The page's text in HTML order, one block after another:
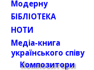
Модерну
БІБЛІОТЕКА
НОТИ
Медіа-книга
українського співу
Композитори